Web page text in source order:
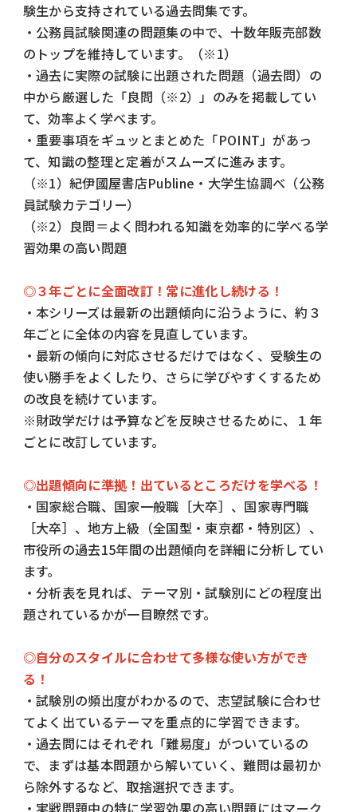
験生から支持されている過去問集です。
・公務員試験関連の問題集の中で、十数年販売部数
のトップを維持しています。（※1）
・過去に実際の試験に出題された問題（過去問）の
中から厳選した「良問（※2）」のみを掲載してい
て、効率よく学べます。
・重要事項をギュッとまとめた「POINT」があっ
て、知識の整理と定着がスムーズに進みます。
（※1）紀伊國屋書店Publine・大学生協調べ（公務
員試験カテゴリー）
（※2）良問＝よく問われる知識を効率的に学べる学
習効果の高い問題
◎３年ごとに全面改訂！常に進化し続ける！
・本シリーズは最新の出題傾向に沿うように、約３
年ごとに全体の内容を見直しています。
・最新の傾向に対応させるだけではなく、受験生の
使い勝手をよくしたり、さらに学びやすくするため
の改良を続けています。
※財政学だけは予算などを反映させるために、１年
ごとに改訂しています。
◎出題傾向に準拠！出ているところだけを学べる！
・国家総合職、国家一般職［大卒］、国家専門職
［大卒］、地方上級（全国型・東京都・特別区）、
市役所の過去15年間の出題傾向を詳細に分析してい
ます。
・分析表を見れば、テーマ別・試験別にどの程度出
題されているかが一目瞭然です。
◎自分のスタイルに合わせて多様な使い方ができ
る！
・試験別の頻出度がわかるので、志望試験に合わせ
てよく出ているテーマを重点的に学習できます。
・過去問にはそれぞれ「難易度」がついているの
で、まずは基本問題から解いていく、難問は最初か
ら除外するなど、取捨選択できます。
・実戦問題中の特に学習効果の高い問題にはマーク